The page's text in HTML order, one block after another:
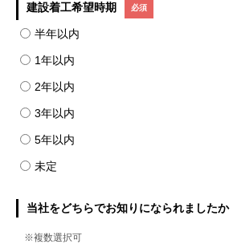
建設着工希望時期
半年以内
1年以内
2年以内
3年以内
5年以内
未定
当社をどちらでお知りになられましたか
※複数選択可